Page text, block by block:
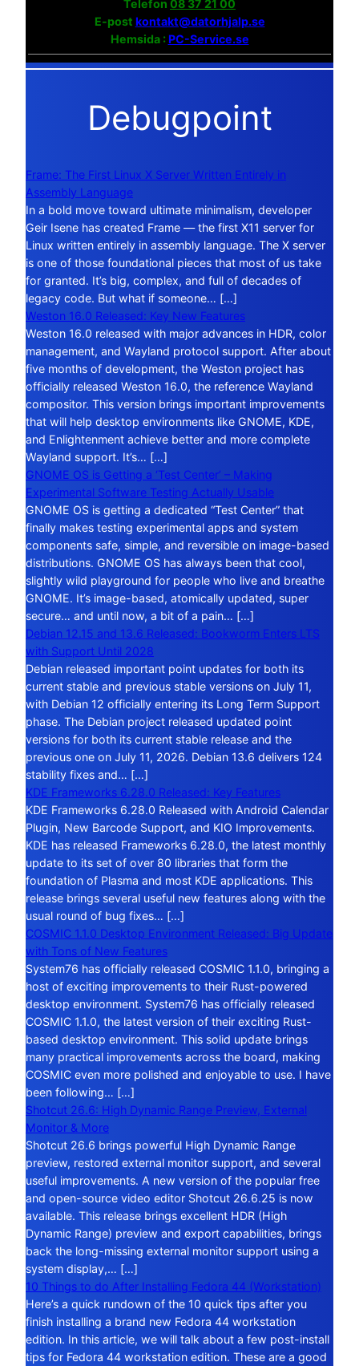
Telefon 08 37 21 00
E-post kontakt@datorhjalp.se
Hemsida :PC-Service.se
Debugpoint
Frame: The First Linux X Server Written Entirely in
Assembly Language
In a bold move toward ultimate minimalism, developer
Geir Isene has created Frame — the first X11 server for
Linux written entirely in assembly language. The X server
is one of those foundational pieces that most of us take
for granted. It’s big, complex, and full of decades of
legacy code. But what if someone… […]
Weston 16.0 Released: Key New Features
Weston 16.0 released with major advances in HDR, color
management, and Wayland protocol support. After about
five months of development, the Weston project has
officially released Weston 16.0, the reference Wayland
compositor. This version brings important improvements
that will help desktop environments like GNOME, KDE,
and Enlightenment achieve better and more complete
Wayland support. It’s… […]
GNOME OS is Getting a ‘Test Center’ – Making
Experimental Software Testing Actually Usable
GNOME OS is getting a dedicated “Test Center” that
finally makes testing experimental apps and system
components safe, simple, and reversible on image-based
distributions. GNOME OS has always been that cool,
slightly wild playground for people who live and breathe
GNOME. It’s image-based, atomically updated, super
secure… and until now, a bit of a pain… […]
Debian 12.15 and 13.6 Released: Bookworm Enters LTS
with Support Until 2028
Debian released important point updates for both its
current stable and previous stable versions on July 11,
with Debian 12 officially entering its Long Term Support
phase. The Debian project released updated point
versions for both its current stable release and the
previous one on July 11, 2026. Debian 13.6 delivers 124
stability fixes and… […]
KDE Frameworks 6.28.0 Released: Key Features
KDE Frameworks 6.28.0 Released with Android Calendar
Plugin, New Barcode Support, and KIO Improvements.
KDE has released Frameworks 6.28.0, the latest monthly
update to its set of over 80 libraries that form the
foundation of Plasma and most KDE applications. This
release brings several useful new features along with the
usual round of bug fixes… […]
COSMIC 1.1.0 Desktop Environment Released: Big Update
with Tons of New Features
System76 has officially released COSMIC 1.1.0, bringing a
host of exciting improvements to their Rust-powered
desktop environment. System76 has officially released
COSMIC 1.1.0, the latest version of their exciting Rust-
based desktop environment. This solid update brings
many practical improvements across the board, making
COSMIC even more polished and enjoyable to use. I have
been following… […]
Shotcut 26.6: High Dynamic Range Preview, External
Monitor & More
Shotcut 26.6 brings powerful High Dynamic Range
preview, restored external monitor support, and several
useful improvements. A new version of the popular free
and open-source video editor Shotcut 26.6.25 is now
available. This release brings excellent HDR (High
Dynamic Range) preview and export capabilities, brings
back the long-missing external monitor support using a
system display,… […]
10 Things to do After Installing Fedora 44 (Workstation)
Here’s a quick rundown of the 10 quick tips after you
finish installing a brand new Fedora 44 workstation
edition. In this article, we will talk about a few post-install
tips for Fedora 44 workstation edition. These are a good